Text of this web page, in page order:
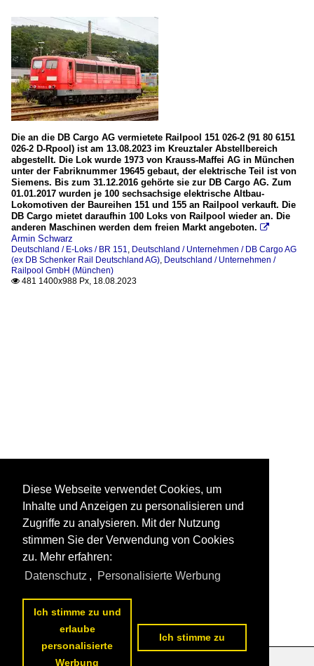
Die an die DB Cargo AG vermietete Railpool 151 026-2 (91 80 6151
026-2 D-Rpool) ist am 13.08.2023 im Kreuztaler Abstellbereich
abgestellt. Die Lok wurde 1973 von Krauss-Maffei AG in München
unter der Fabriknummer 19645 gebaut, der elektrische Teil ist von
Siemens. Bis zum 31.12.2016 gehörte sie zur DB Cargo AG. Zum
01.01.2017 wurden je 100 sechsachsige elektrische Altbau-
Lokomotiven der Baureihen 151 und 155 an Railpool verkauft. Die
DB Cargo mietet daraufhin 100 Loks von Railpool wieder an. Die
anderen Maschinen werden dem freien Markt angeboten. 
Armin Schwarz
Deutschland / E-Loks / BR 151, Deutschland / Unternehmen / DB Cargo AG
(ex DB Schenker Rail Deutschland AG), Deutschland / Unternehmen /
Railpool GmbH (München)
 481 1400x988 Px, 18.08.2023
Diese Webseite verwendet Cookies, um
Inhalte und Anzeigen zu personalisieren und
Zugriffe zu analysieren. Mit der Nutzung
stimmen Sie der Verwendung von Cookies
zu. Mehr erfahren:
Datenschutz , Personalisierte Werbung
Ich stimme zu und
erlaube
personalisierte
Werbung
Ich stimme zu